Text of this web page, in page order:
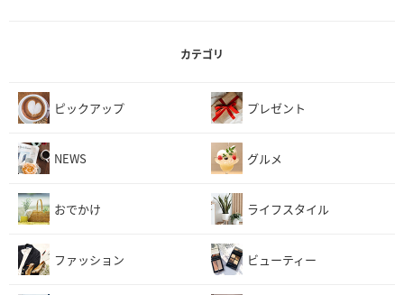
カテゴリ
ピックアップ プレゼント
NEWS グルメ
おでかけ ライフスタイル
ファッション ビューティー